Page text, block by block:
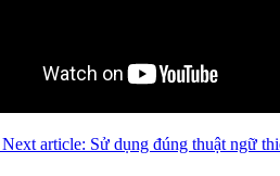
Next article: Sử dụng đúng thuật ngữ